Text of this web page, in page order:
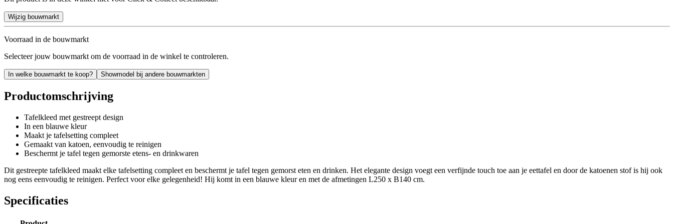
Wijzig bouwmarkt
Voorraad in de bouwmarkt
Selecteer jouw bouwmarkt om de voorraad in de winkel te controleren.
In welke bouwmarkt te koop? Showmodel bij andere bouwmarkten
Productomschrijving
Tafelkleed met gestreept design
In een blauwe kleur
Maakt je tafelsetting compleet
Gemaakt van katoen, eenvoudig te reinigen
Beschermt je tafel tegen gemorste etens- en drinkwaren
Dit gestreepte tafelkleed maakt elke tafelsetting compleet en beschermt je tafel tegen gemorst eten en drinken. Het elegante design voegt een verfijnde touch toe aan je eettafel en door de katoenen stof is hij ook
nog eens eenvoudig te reinigen. Perfect voor elke gelegenheid! Hij komt in een blauwe kleur en met de afmetingen L250 x B140 cm.
Specificaties